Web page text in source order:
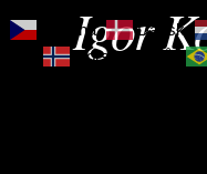
Igor
Čeština‎
Dansk
Norsk bokmål